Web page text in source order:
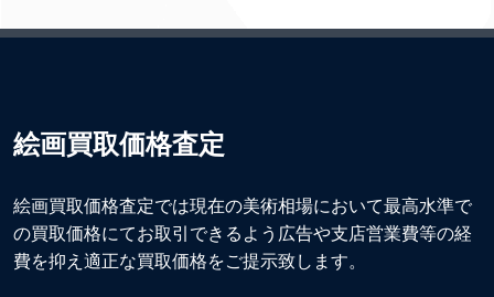
絵画買取価格査定
絵画買取価格査定では現在の美術相場において最高水準で
の買取価格にてお取引できるよう広告や支店営業費等の経
費を抑え適正な買取価格をご提示致します。